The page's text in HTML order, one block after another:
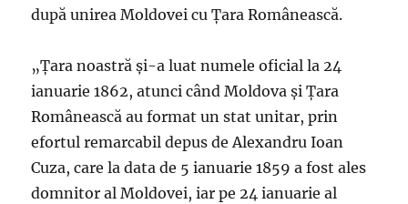
după unirea Moldovei cu Ţara Românească.
„Ţara noastră şi-a luat numele oficial la 24
ianuarie 1862, atunci când Moldova şi Ţara
Românească au format un stat unitar, prin
efortul remarcabil depus de Alexandru Ioan
Cuza, care la data de 5 ianuarie 1859 a fost ales
domnitor al Moldovei, iar pe 24 ianuarie al